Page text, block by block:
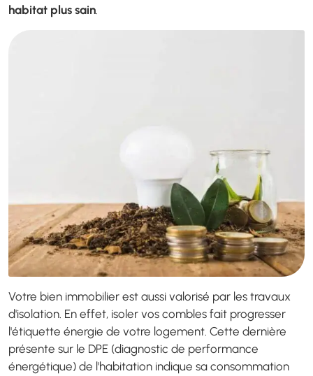
habitat plus sain.
Votre bien immobilier est aussi valorisé par les travaux
d'isolation. En effet, isoler vos combles fait progresser
l'étiquette énergie de votre logement. Cette dernière
présente sur le DPE (diagnostic de performance
énergétique) de l'habitation indique sa consommation